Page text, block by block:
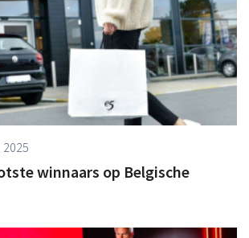
2025
winnaars op Belgische